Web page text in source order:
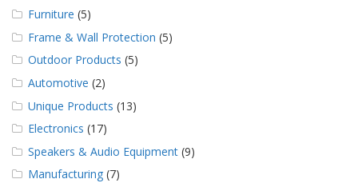
Furniture (5)
Frame & Wall Protection (5)
Outdoor Products (5)
Automotive (2)
Unique Products (13)
Electronics (17)
Speakers & Audio Equipment (9)
Manufacturing (7)